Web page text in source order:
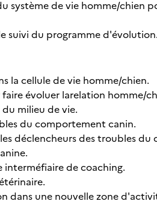
système de vie homme/chien
suivi du programme d'évolution.
la cellule de vie homme/chien.
évoluer larelation homme/
milieu de vie.
du comportement canin.
déclencheurs des troubles
interméfiaire de coaching.
dans une nouvelle zone